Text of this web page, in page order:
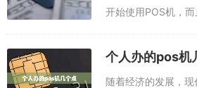
开始使用POS机，
以满足个人收银和
加快捷、方便。那
个人办的pos机
随着经济的发展，